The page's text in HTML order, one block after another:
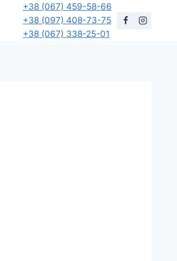
+38 (067) 459-58-66
+38 (097) 408-73-75
+38 (067) 338-25-01